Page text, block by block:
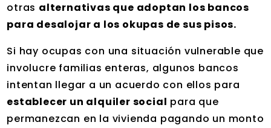
otras alternativas que adoptan los bancos
para desalojar a los okupas de sus pisos.
Si hay ocupas con una situación vulnerable que
involucre familias enteras, algunos bancos
intentan llegar a un acuerdo con ellos para
establecer un alquiler social para que
permanezcan en la vivienda pagando un monto